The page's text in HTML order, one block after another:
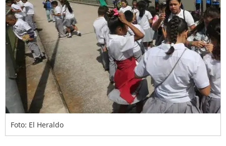
Foto: El Heraldo